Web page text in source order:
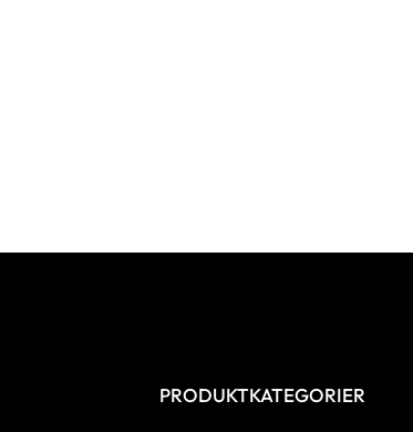
PRODUKTKATEGORIER